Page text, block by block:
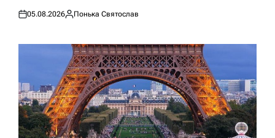
Оприлюднено
05.08.2026
Опубліковано
Понька Святослав